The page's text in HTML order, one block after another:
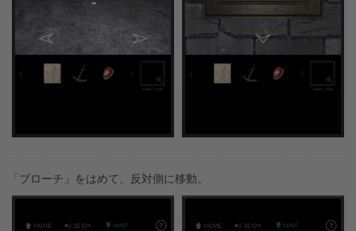
「ブローチ」をはめて、反対側に移動。